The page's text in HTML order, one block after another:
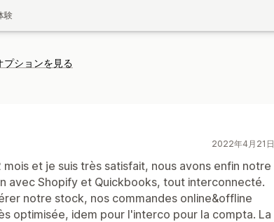
験
プションを見る
2022年4月21日
mois et je suis très satisfait, nous avons enfin notre
avec Shopify et Quickbooks, tout interconnecté.
notre stock, nos commandes online&offline
optimisée, idem pour l'interco pour la compta. La